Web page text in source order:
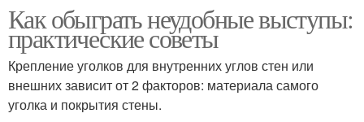
Как обыграть неудобные выступы:
практические советы
Крепление уголков для внутренних углов стен или
внешних зависит от 2 факторов: материала самого
уголка и покрытия стены.